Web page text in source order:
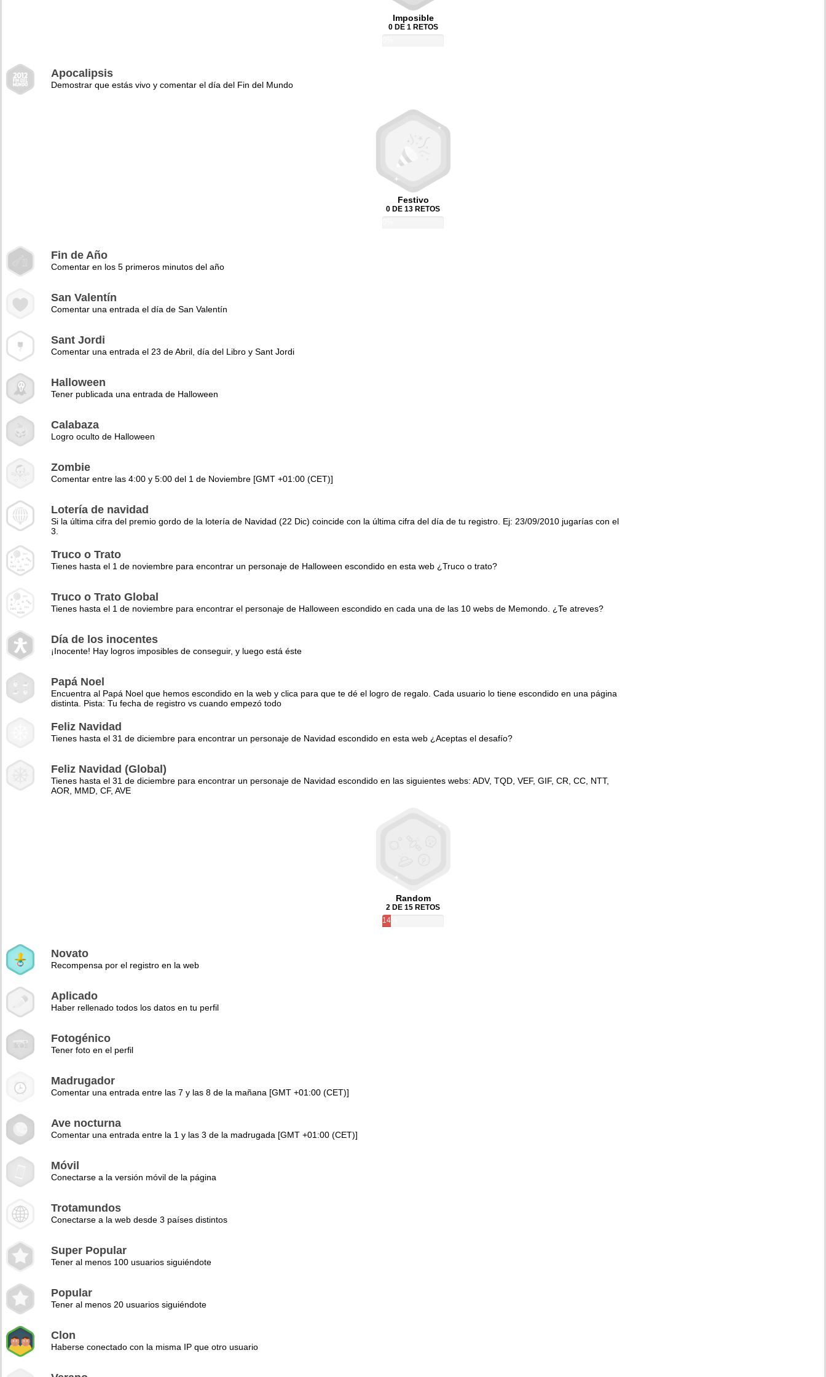
Imposible
0 DE 1 RETOS
Apocalipsis
Demostrar que estás vivo y comentar el día del Fin del Mundo
Festivo
0 DE 13 RETOS
Fin de Año
Comentar en los 5 primeros minutos del año
San Valentín
Comentar una entrada el día de San Valentín
Sant Jordi
Comentar una entrada el 23 de Abril, día del Libro y Sant Jordi
Halloween
Tener publicada una entrada de Halloween
Calabaza
Logro oculto de Halloween
Zombie
Comentar entre las 4:00 y 5:00 del 1 de Noviembre [GMT +01:00 (CET)]
Lotería de navidad
Si la última cifra del premio gordo de la lotería de Navidad (22 Dic) coincide con la última cifra del día de tu registro. Ej: 23/09/2010 jugarías con el
3.
Truco o Trato
Tienes hasta el 1 de noviembre para encontrar un personaje de Halloween escondido en esta web ¿Truco o trato?
Truco o Trato Global
Tienes hasta el 1 de noviembre para encontrar el personaje de Halloween escondido en cada una de las 10 webs de Memondo. ¿Te atreves?
Día de los inocentes
¡Inocente! Hay logros imposibles de conseguir, y luego está éste
Papá Noel
Encuentra al Papá Noel que hemos escondido en la web y clica para que te dé el logro de regalo. Cada usuario lo tiene escondido en una página
distinta. Pista: Tu fecha de registro vs cuando empezó todo
Feliz Navidad
Tienes hasta el 31 de diciembre para encontrar un personaje de Navidad escondido en esta web ¿Aceptas el desafío?
Feliz Navidad (Global)
Tienes hasta el 31 de diciembre para encontrar un personaje de Navidad escondido en las siguientes webs: ADV, TQD, VEF, GIF, CR, CC, NTT,
AOR, MMD, CF, AVE
Random
2 DE 15 RETOS
14%
Novato
Recompensa por el registro en la web
Aplicado
Haber rellenado todos los datos en tu perfil
Fotogénico
Tener foto en el perfil
Madrugador
Comentar una entrada entre las 7 y las 8 de la mañana [GMT +01:00 (CET)]
Ave nocturna
Comentar una entrada entre la 1 y las 3 de la madrugada [GMT +01:00 (CET)]
Móvil
Conectarse a la versión móvil de la página
Trotamundos
Conectarse a la web desde 3 países distintos
Super Popular
Tener al menos 100 usuarios siguiéndote
Popular
Tener al menos 20 usuarios siguiéndote
Clon
Haberse conectado con la misma IP que otro usuario